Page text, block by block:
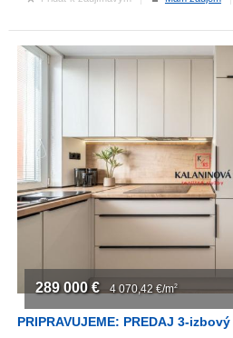
289 000 € 4 070,42 €/m2